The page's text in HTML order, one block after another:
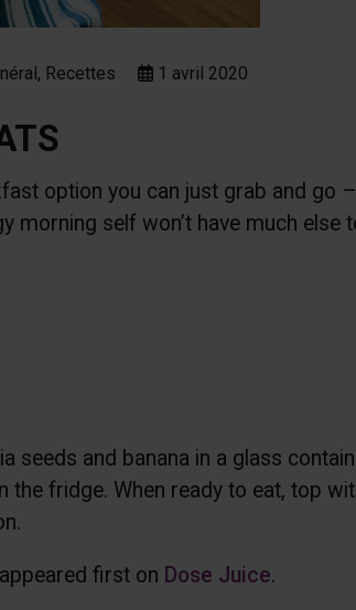
Recettes 1 avril 2020
option you can just grab and go
morning self won’t have much else
seeds and banana in a glass
the fridge. When ready to eat, top
appeared first on Dose Juice.